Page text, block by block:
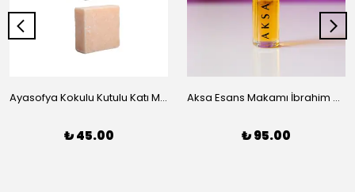
Ayasofya Kokulu Kutulu Katı Misk
₺ 45.00
Aksa Esans Makamı İbrahim 5 ml
₺ 95.00